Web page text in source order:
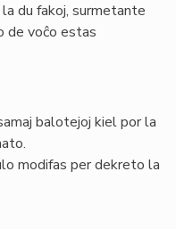
du fakoj, surmetante
de voĉo estas
balotejoj kiel por la
modifas per dekreto la